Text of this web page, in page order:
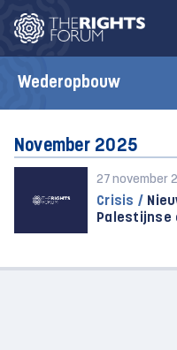
Wederopbouw
November 2025
27 november
Crisis /
Palestijnse